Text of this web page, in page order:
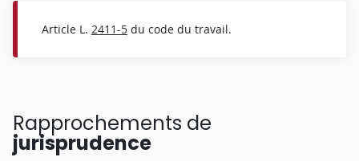
Article L. 2411-5 du code du travail.
Rapprochements de
jurisprudence